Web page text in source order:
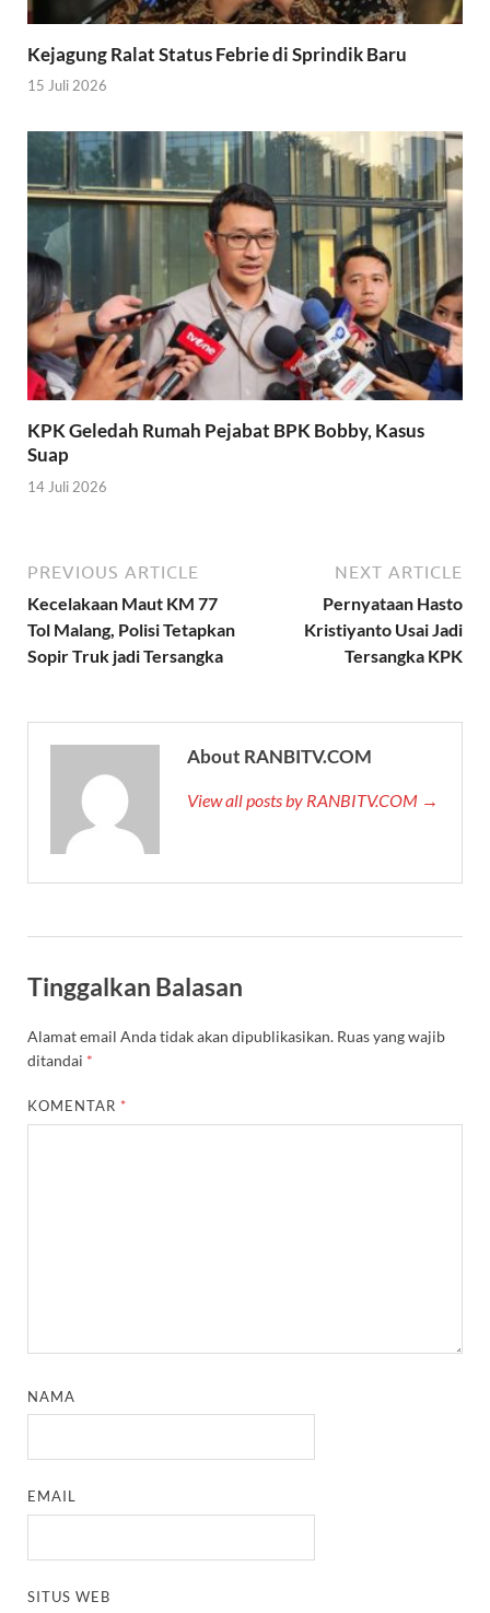
Kejagung Ralat Status Febrie di Sprindik Baru
15 Juli 2026
KPK Geledah Rumah Pejabat BPK Bobby, Kasus
Suap
14 Juli 2026
PREVIOUS ARTICLE
Kecelakaan Maut KM 77
Tol Malang, Polisi Tetapkan
Sopir Truk jadi Tersangka
NEXT ARTICLE
Pernyataan Hasto
Kristiyanto Usai Jadi
Tersangka KPK
About RANBITV.COM
View all posts by RANBITV.COM →
Tinggalkan Balasan
Alamat email Anda tidak akan dipublikasikan. Ruas yang wajib
ditandai *
KOMENTAR *
NAMA
EMAIL
SITUS WEB